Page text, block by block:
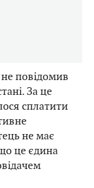
повідомив
За це
сплатити
не має
це єдина